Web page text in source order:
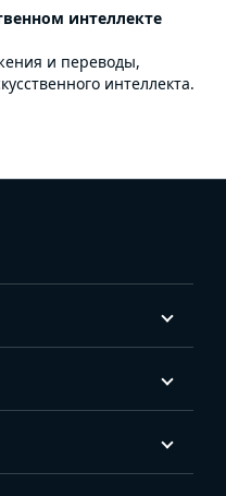
интеллекте
и переводы,
интеллекта.